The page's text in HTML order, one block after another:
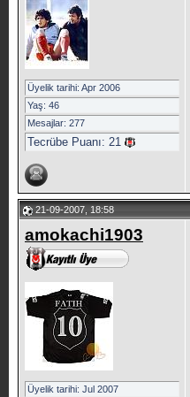
Üyelik tarihi: Apr 2006
Yaş: 46
Mesajlar: 277
Tecrübe Puanı: 21
21-09-2007, 18:58
amokachi1903
Üyelik tarihi: Jul 2007